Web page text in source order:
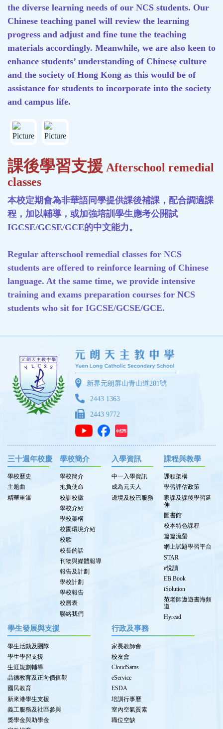
the diverse learning needs of our NCS students. Our
Chinese teaching panel will review the learning
progress and adjust and fine tune the teaching
materials accordingly. Meanwhile, we are also keen to
enhance students’ understanding of Chinese culture
and the society of Hong Kong as this would be of
assistance for students to incorporate into the society
and campus life.
課後學習支援 Afterschool remedial
classes
本校定期會為非華語同學提供課後補課，配合調適課
程，加以輔導，或加強培訓學生應考公開試
IGCSE/GCSE/GCE的中文能力。
Regular afterschool remedial classes for NCS
students are offered to reinforce learning of Chinese
language. At the same time, we provide intensive
training and exams preparation courses for NCS
students who sit for IGCSE/GCSE/GCE.
新界元朗屏山青山道201號
2443 1363
2443 9772
三十週年校慶
學校歷史
主題曲
精華重溫
學校簡介
學校簡介
抱負使命
校訓校徽
學校介紹
學校架構
校園環境介紹
校歌
校長的話
刊物與媒體報導
報告及計劃
學校計劃
學校報告
校曆表
聯絡我們
入學資訊
中一入學資訊
成為元天人
邊境及校巴服務
課程與教學
課程架構
學習評估政策
家課及課後學習延
伸
圖書館
校本特色課程
篇篇流螢
網上試題學習平台
STAR
e悅讀
EB Book
iSolution
范老師遨遊書海頻
道
Hyread
學生發展與支援
學生活動及團隊
學生學習支援
生涯規劃輔導
品德教育及正向價值觀
國民教育
新來港學生支援
義工服務及社區參與
獎學金與助學金
行政及事務
家長教師會
校友會
CloudSams
eService
ESDA
培訓行事曆
室內空氣質素
職位空缺